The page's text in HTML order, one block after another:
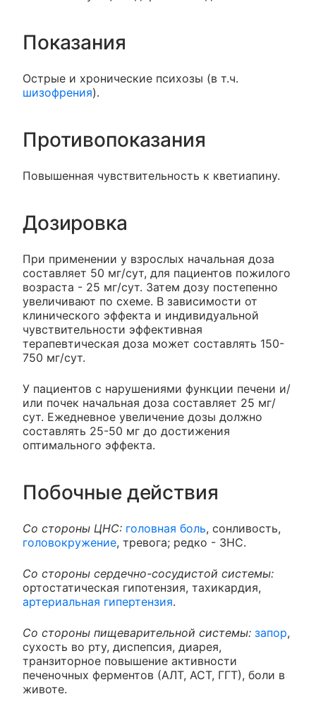
Показания
Острые и хронические психозы (в т.ч.
шизофрения).
Противопоказания
Повышенная чувствительность к кветиапину.
Дозировка
При применении у взрослых начальная доза
составляет 50 мг/сут, для пациентов пожилого
возраста - 25 мг/сут. Затем дозу постепенно
увеличивают по схеме. В зависимости от
клинического эффекта и индивидуальной
чувствительности эффективная
терапевтическая доза может составлять 150-
750 мг/сут.
У пациентов с нарушениями функции печени и/
или почек начальная доза составляет 25 мг/
сут. Ежедневное увеличение дозы должно
составлять 25-50 мг до достижения
оптимального эффекта.
Побочные действия
Со стороны ЦНС: головная боль, сонливость,
головокружение, тревога; редко - ЗНС.
Со стороны сердечно-сосудистой системы:
ортостатическая гипотензия, тахикардия,
артериальная гипертензия.
Со стороны пищеварительной системы: запор,
сухость во рту, диспепсия, диарея,
транзиторное повышение активности
печеночных ферментов (АЛТ, АСТ, ГГТ), боли в
животе.